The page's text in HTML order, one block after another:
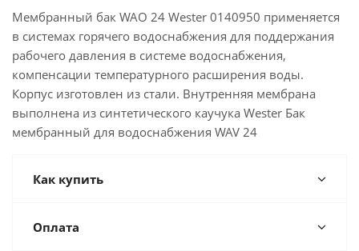
Мембранный бак WAO 24 Wester 0140950 применяется
в системах горячего водоснабжения для поддержания
рабочего давления в системе водоснабжения,
компенсации температурного расширения воды.
Корпус изготовлен из стали. Внутренняя мембрана
выполнена из синтетического каучука Wester Бак
мембранный для водоснабжения WAV 24
Как купить
Оплата